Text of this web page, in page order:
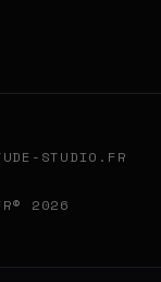
STUDIO.FR
© 2026